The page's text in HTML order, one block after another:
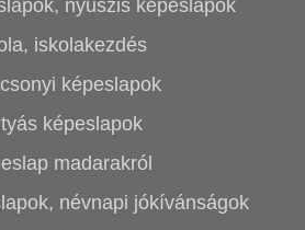
nyuszis képeslapok
iskolakezdés
képeslapok
képeslapok
madarakról
névnapi jókívánságok